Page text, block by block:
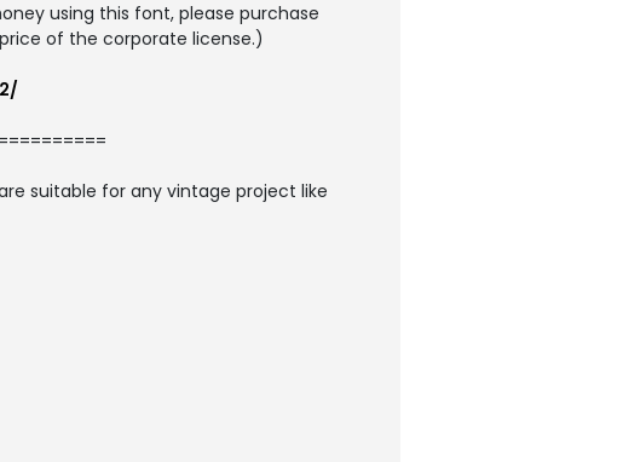
money using this font, please purchase
of the corporate license.)
suitable for any vintage project like